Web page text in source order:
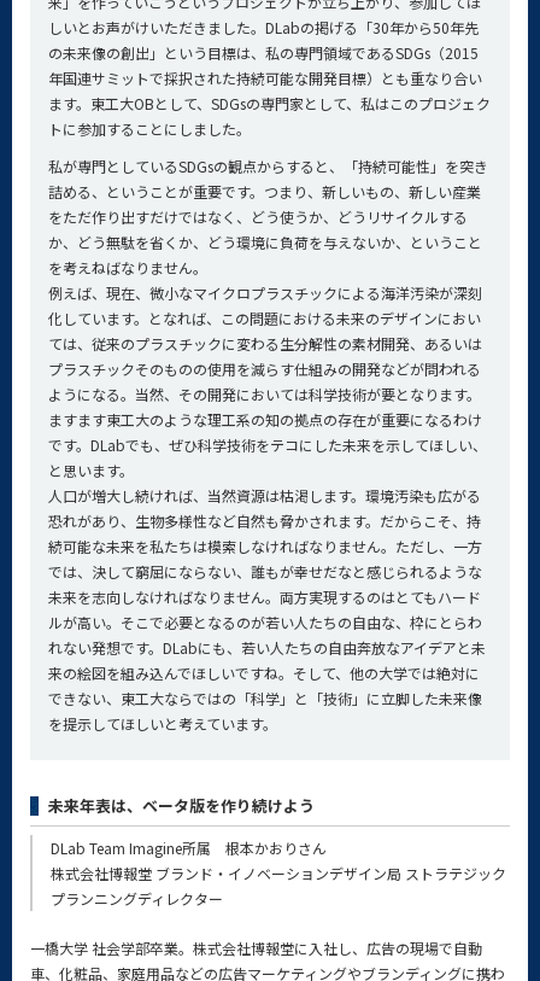
しいとお声がけいただきました。DLabの掲げる「30年から50年先
の未来像の創出」という目標は、私の専門領域であるSDGs（2015
年国連サミットで採択された持続可能な開発目標）とも重なり合い
ます。東工大OBとして、SDGsの専門家として、私はこのプロジェク
トに参加することにしました。
私が専門としているSDGsの観点からすると、「持続可能性」を突き
詰める、ということが重要です。つまり、新しいもの、新しい産業
をただ作り出すだけではなく、どう使うか、どうリサイクルする
か、どう無駄を省くか、どう環境に負荷を与えないか、ということ
を考えねばなりません。
例えば、現在、微小なマイクロプラスチックによる海洋汚染が深刻
化しています。となれば、この問題における未来のデザインにおい
ては、従来のプラスチックに変わる生分解性の素材開発、あるいは
プラスチックそのものの使用を減らす仕組みの開発などが問われる
ようになる。当然、その開発においては科学技術が要となります。
ますます東工大のような理工系の知の拠点の存在が重要になるわけ
です。DLabでも、ぜひ科学技術をテコにした未来を示してほしい、
と思います。
人口が増大し続ければ、当然資源は枯渇します。環境汚染も広がる
恐れがあり、生物多様性など自然も脅かされます。だからこそ、持
続可能な未来を私たちは模索しなければなりません。ただし、一方
では、決して窮屈にならない、誰もが幸せだなと感じられるような
未来を志向しなければなりません。両方実現するのはとてもハード
ルが高い。そこで必要となるのが若い人たちの自由な、枠にとらわ
れない発想です。DLabにも、若い人たちの自由奔放なアイデアと未
来の絵図を組み込んでほしいですね。そして、他の大学では絶対に
できない、東工大ならではの「科学」と「技術」に立脚した未来像
を提示してほしいと考えています。
未来年表は、ベータ版を作り続けよう
DLab Team Imagine所属 根本かおりさん
株式会社博報堂 ブランド・イノベーションデザイン局 ストラテジック
プランニングディレクター
一橋大学 社会学部卒業。株式会社博報堂に入社し、広告の現場で自動
車、化粧品、家庭用品などの広告マーケティングやブランディングに携わ